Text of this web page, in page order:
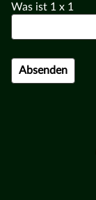
Was ist 1 x 1